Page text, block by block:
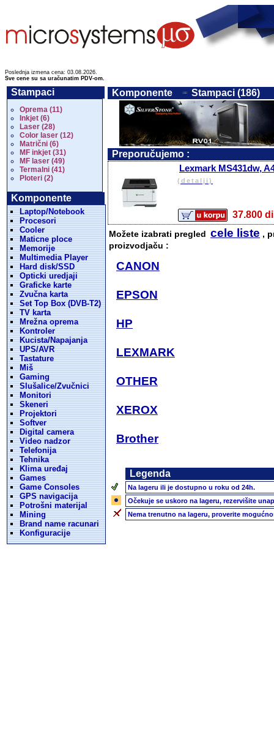
Poslednja izmena cena: 03.08.2026.
Sve cene su sa uračunatim PDV-om.
Stampaci
Oprema (11)
Inkjet (6)
Laser (28)
Color laser (12)
Matrični (6)
MF inkjet (31)
MF laser (49)
Termalni (41)
Ploteri (2)
Komponente
Laptop/Notebook
Procesori
Cooler
Maticne ploce
Memorije
Multimedia Player
Hard disk/SSD
Opticki uredjaji
Graficke karte
Zvučna karta
Set Top Box (DVB-T2)
TV karta
Mrežna oprema
Kontroler
Kucista/Napajanja
UPS/AVR
Tastature
Miš
Gaming
Slušalice/Zvučnici
Monitori
Skeneri
Projektori
Softver
Digital camera
Video nadzor
Telefonija
Tehnika
Klima uređaj
Games
Game Consoles
GPS navigacija
Potrošni materijal
Mining
Brand name racunari
Konfiguracije
Komponente Stampaci (186)
Preporučujemo :
Lexmark MS431dw,
(detalji)
Možete izabrati pregled cele liste ,
proizvodjaču :
CANON
EPSON
HP
LEXMARK
OTHER
XEROX
Brother
Legenda
Na lageru ili je dostupno u roku od 24h.
Očekuje se uskoro na lageru, rezervišite
Nema trenutno na lageru, proverite